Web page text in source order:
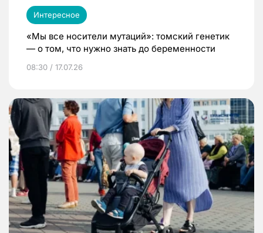
Интересное
«Мы все носители мутаций»: томский генетик
— о том, что нужно знать до беременности
08:30 / 17.07.26